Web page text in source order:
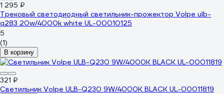
1 295 ₽
Трековый светодиодный светильник-прожектор Volpe ulb-
q283 20w/4000k white UL-00010125
5
(1)
В корзину
321 ₽
Светильник Volpe ULB-Q230 9W/4000К BLACK UL-00011819